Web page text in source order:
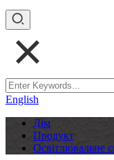
English
Дім
Продукт
Освітлювальне